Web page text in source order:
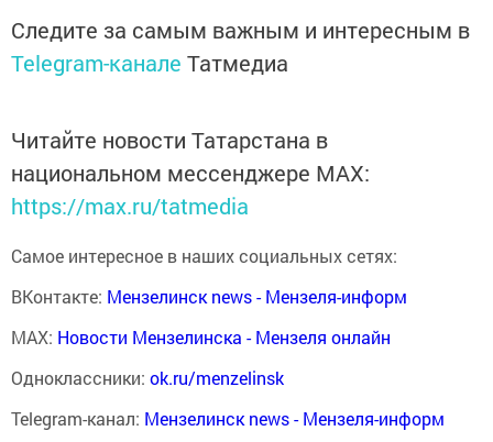
Следите за самым важным и интересным в
Telegram-канале Татмедиа
Читайте новости Татарстана в
национальном мессенджере MАХ:
https://max.ru/tatmedia
Самое интересное в наших социальных сетях:
ВКонтакте: Мензелинск news - Мензеля-информ
MAX: Новости Мензелинска - Мензеля онлайн
Одноклассники: ok.ru/menzelinsk
Telegram-канал: Мензелинск news - Мензеля-информ